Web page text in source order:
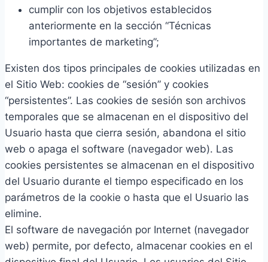
cumplir con los objetivos establecidos
anteriormente en la sección “Técnicas
importantes de marketing”;
Existen dos tipos principales de cookies utilizadas en
el Sitio Web: cookies de “sesión” y cookies
“persistentes”. Las cookies de sesión son archivos
temporales que se almacenan en el dispositivo del
Usuario hasta que cierra sesión, abandona el sitio
web o apaga el software (navegador web). Las
cookies persistentes se almacenan en el dispositivo
del Usuario durante el tiempo especificado en los
parámetros de la cookie o hasta que el Usuario las
elimine.
El software de navegación por Internet (navegador
web) permite, por defecto, almacenar cookies en el